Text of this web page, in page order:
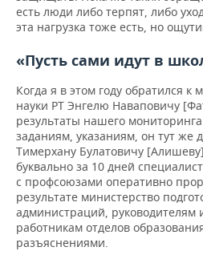
есть люди либо терпят, либо
эта нагрузка тоже есть, но
«Пусть сами идут в
Когда я в этом году обратился к
науки РТ Энгелю Наваповичу
результаты нашего
заданиям, указаниям, он тут же
Тимерхану Булатовичу
буквально за 10 дней
с профсоюзами оперативно
результате министерство
администраций, руководителям
работникам отделов
разъяснениями.